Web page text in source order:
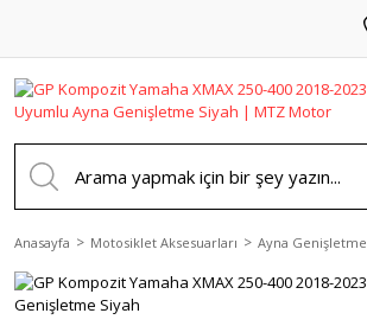
Anasayfa Motosiklet Aksesuarları Ayna Genişletme